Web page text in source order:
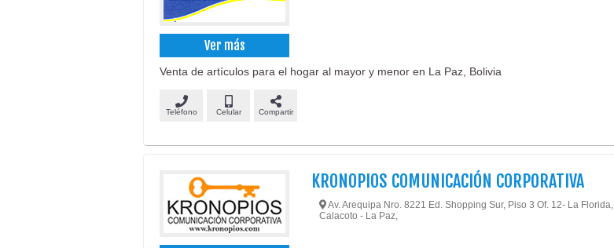
Ver más
Venta de artículos para el hogar al mayor y menor en La Paz, Bolivia
Teléfono Celular Compartir
KRONOPIOS COMUNICACIÓN CORPORATIVA
Av. Arequipa Nro. 8221 Ed. Shopping Sur, Piso 3 Of. 12- La Florida,
Calacoto - La Paz,